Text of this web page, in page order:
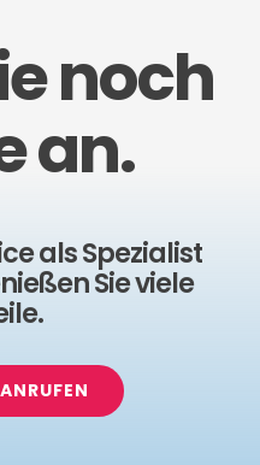
noch
an.
als Spezialist
Sie viele